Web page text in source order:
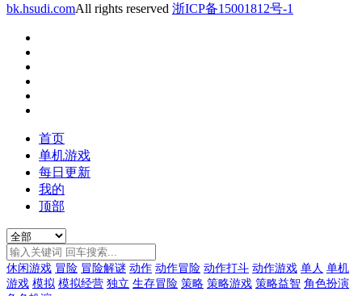
bk.hsudi.comAll rights reserved 浙ICP备15001812号-1
首页
单机游戏
每日更新
我的
顶部
休闲游戏 冒险 冒险解谜 动作 动作冒险 动作打斗 动作游戏 单人 单机
游戏 模拟 模拟经营 独立 生存冒险 策略 策略游戏 策略益智 角色扮演